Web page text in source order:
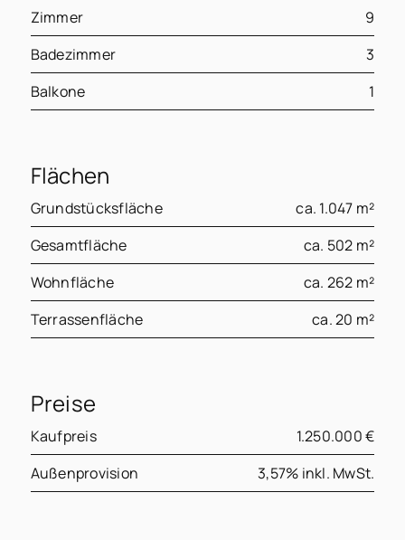
Zimmer
9
Badezimmer
3
Balkone
1
Flächen
Grundstücksfläche
ca. 1.047 m²
Gesamtfläche
ca. 502 m²
Wohnfläche
ca. 262 m²
Terrassenfläche
ca. 20 m²
Preise
Kaufpreis
1.250.000 €
Außenprovision
3,57% inkl. MwSt.